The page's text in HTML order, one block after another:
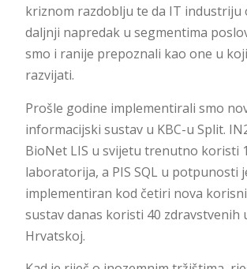
kriznom razdoblju te da IT industriju
daljnji napredak u segmentima
smo i ranije prepoznali kao one u
razvijati.
Prošle godine implementirali smo
informacijski sustav u KBC-u Split.
BioNet LIS u svijetu trenutno koristi
laboratorija, a PIS SQL u potpunosti
implementiran kod četiri nova
sustav danas koristi 40 zdravstvenih
Hrvatskoj.